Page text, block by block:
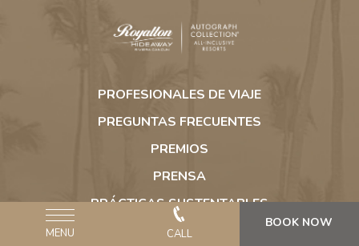
Riviera
Cancun
PROFESIONALES DE VIAJE
PREGUNTAS FRECUENTES
PREMIOS
PRENSA
PRÁCTICAS SUSTENTABLES
ACERCA DE ROYALTON
MENU CALL
BOOK NOW